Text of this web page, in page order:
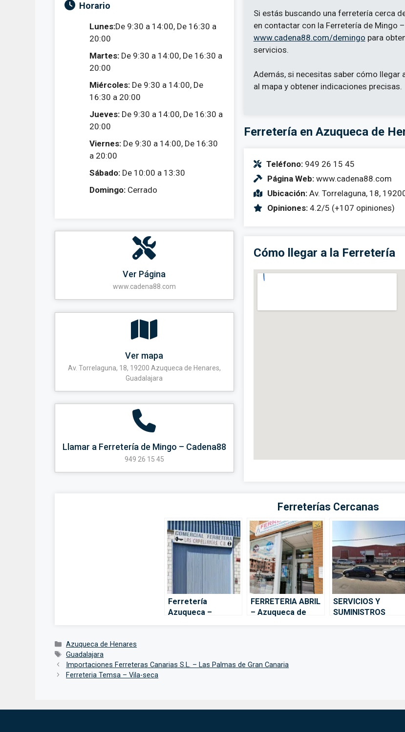
Horario
Lunes:De 9:30 a 14:00, De 16:30 a
20:00
Martes: De 9:30 a 14:00, De 16:30 a
20:00
Miércoles: De 9:30 a 14:00, De
16:30 a 20:00
Jueves: De 9:30 a 14:00, De 16:30 a
20:00
Viernes: De 9:30 a 14:00, De 16:30
a 20:00
Sábado: De 10:00 a 13:30
Domingo: Cerrado
Ver Página
www.cadena88.com
Ver mapa
Av. Torrelaguna, 18, 19200 Azuqueca de Henares,
Guadalajara
Llamar a Ferretería de Mingo – Cadena88
949 26 15 45
Si estás buscando una ferretería cerca
en contactar con la Ferretería de Mingo
www.cadena88.com/demingo para
servicios.
Además, si necesitas saber cómo llegar
al mapa y obtener indicaciones precisas.
Ferretería en Azuqueca de
Teléfono:949 26 15 45
Página Web:www.cadena88.com
Ubicación:Av. Torrelaguna, 18,
Opiniones:4.2/5 (+107 opiniones)
Cómo llegar a la Ferretería
Ferreterías Cercanas
Ferretería
Azuqueca –
FERRETERIA ABRIL
– Azuqueca de
SERVICIOS Y
SUMINISTROS
Categorías
Azuqueca de Henares
Etiquetas
Guadalajara
Importaciones Ferreteras Canarias S.L. – Las Palmas de Gran Canaria
Ferreteria Temsa – Vila-seca